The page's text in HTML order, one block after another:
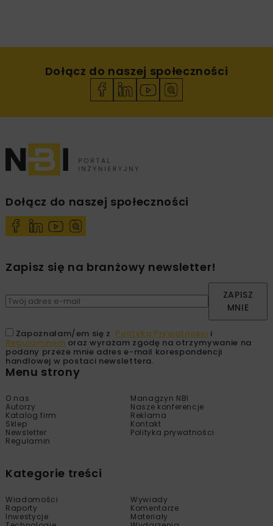
Dołącz do naszej społeczności
Dołącz do naszej społeczności
Zapisz się na branżowy newsletter!
ZAPISZ
MNIE
Zapoznałam/em się z Polityką Prywatności i
Regulaminem oraz wyrażam zgodę na otrzymywanie na
podany przeze mnie adres e-mail korespondencji
handlowej w postaci newslettera.
Menu strony
O nas
Managzyn NBI
Autorzy
Nasze konferencje
Katalog firm
Reklama
Sklep
Kontakt
Newsletter
Polityka prywatności
Regulamin
Kategorie treści
Wiadomości
Wywiady
Raporty
Komentarze
Inwestycje
Materiały